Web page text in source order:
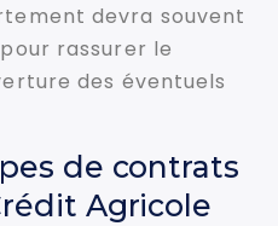
devra souvent
rassurer le
des éventuels
de contrats
Agricole